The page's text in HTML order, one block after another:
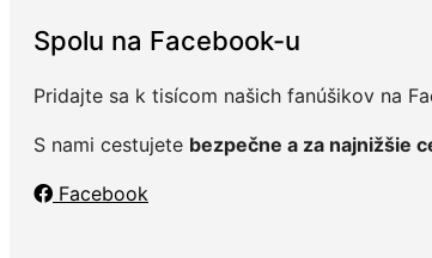
Spolu na Facebook-u
Pridajte sa k tisícom našich fanúšikov na
S nami cestujete bezpečne a za najnižšie
Facebook